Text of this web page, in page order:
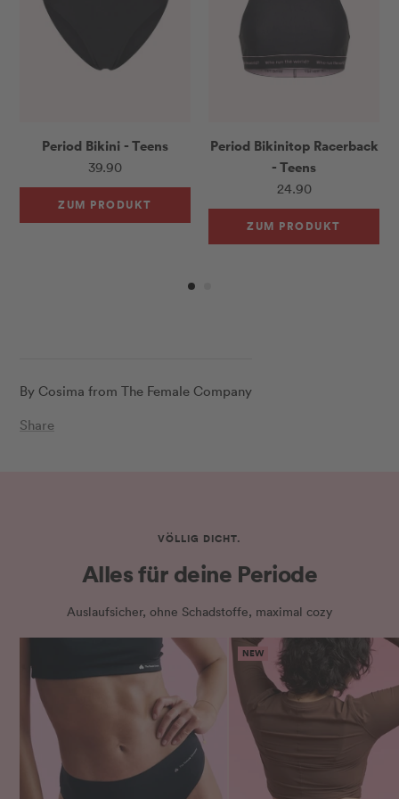
By Cosima from The Female Company
Share
Period Bikini - Teens
39.90
ZUM PRODUKT
Period Bikinitop Racerback
- Teens
24.90
ZUM PRODUKT
VÖLLIG DICHT.
Alles für deine Periode
Auslaufsicher, ohne Schadstoffe, maximal cozy
NEW